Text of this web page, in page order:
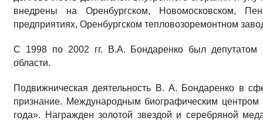
внедрены на Оренбургском, Новомосковском,
предприятиях, Оренбургском тепловозоремонтном
С 1998 по 2002 гг. В.А. Бондаренко был депутатом
области.
Подвижническая деятельность В. А. Бондаренко в
признание. Международным биографическим
года». Награжден золотой звездой и серебряной